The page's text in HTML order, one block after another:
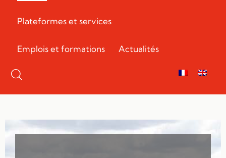
Plateformes et services
Emplois et formations Actualités